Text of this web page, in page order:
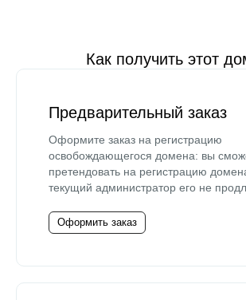
Как получить этот
Предварительный заказ
Оформите заказ на регистрацию
освобождающегося домена: вы
претендовать на регистрацию
текущий администратор его не
Оформить заказ